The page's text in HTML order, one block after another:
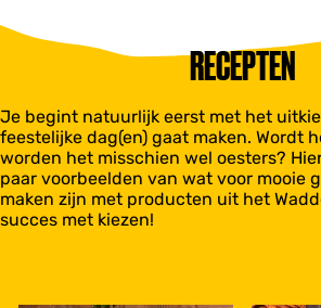
RECEPTEN
Je begint natuurlijk eerst met het
feestelijke dag(en) gaat maken. Wordt
worden het misschien wel oesters?
paar voorbeelden van wat voor mooie
maken zijn met producten uit het
succes met kiezen!